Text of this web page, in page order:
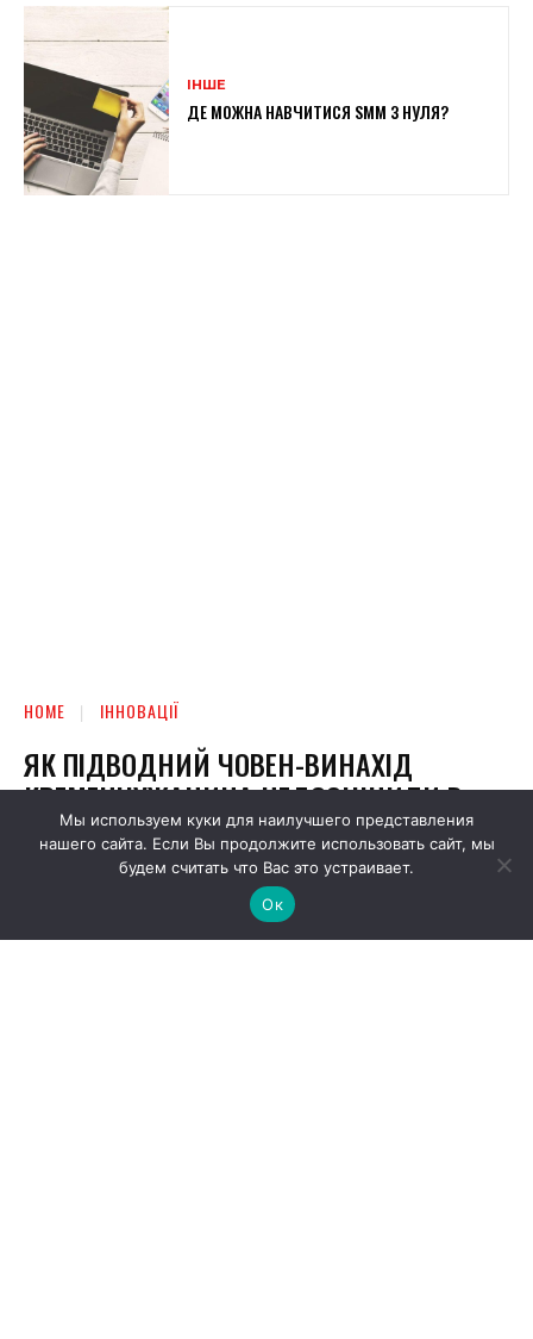
ІНШЕ
ДЕ МОЖНА НАВЧИТИСЯ SMM З НУЛЯ?
Мы используем куки для наилучшего представления
нашего сайта. Если Вы продолжите использовать сайт, мы
будем считать что Вас это устраивает.
Ок